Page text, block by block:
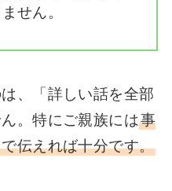
せん。
、「詳しい話を全部
。特にご親族には事
伝えれば十分です。